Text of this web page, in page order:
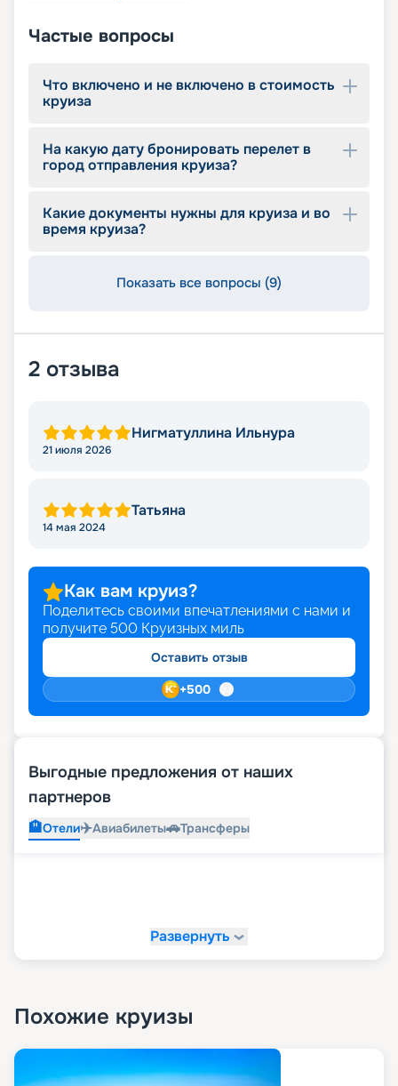
Частые вопросы
Что включено и не включено в стоимость
круиза
На какую дату бронировать перелет в
город отправления круиза?
Какие документы нужны для круиза и во
время круиза?
Показать все вопросы (9)
2 отзыва
Нигматуллина Ильнура
21 июля 2026
Татьяна
14 мая 2024
Как вам круиз?
Поделитесь своими впечатлениями с нами и
получите 500 Круизных миль
Оставить отзыв
+500
Выгодные предложения от наших
партнеров
🏨Отели✈️Авиабилеты🚗Трансферы
Развернуть
Похожие круизы